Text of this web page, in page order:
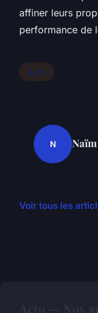
affiner leurs
performance de
Actu
N Naïm
Voir tous les